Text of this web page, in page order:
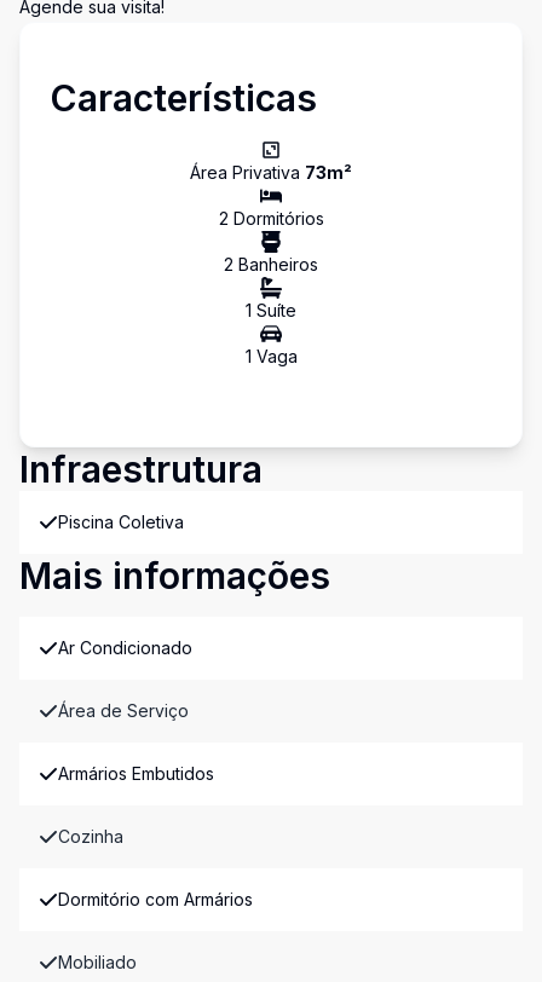
Agende sua visita!
Características
Área Privativa 73m²
2 Dormitórios
2 Banheiros
1 Suíte
1 Vaga
Infraestrutura
Piscina Coletiva
Mais informações
Ar Condicionado
Área de Serviço
Armários Embutidos
Cozinha
Dormitório com Armários
Mobiliado